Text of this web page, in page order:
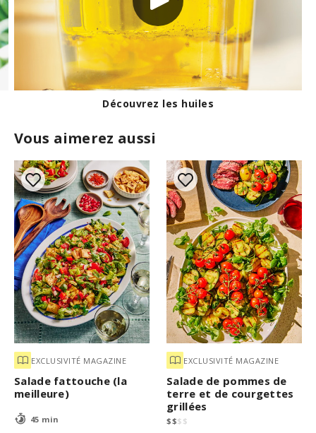
des fines herbes fraîches
Vous aimerez aussi
EXCLUSIVITÉ MAGAZINE
Salade fattouche (la
meilleure)
45 min
EXCLUSIVITÉ MAGAZINE
Salade de pommes de
terre et de courgettes
grillées
$$$ $